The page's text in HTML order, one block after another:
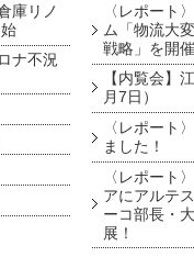
庫リノ
ナ不況
〈レポート
ム「物流大
戦略」を開
【内覧会】
月7日）
〈レポート
ました！
〈レポート
アにアルテ
ーコ部長・
展！